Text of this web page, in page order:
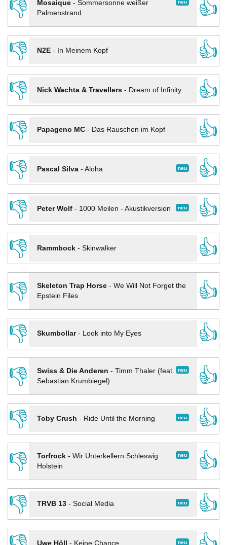
👎
neu
Mosaique- Sommersonne weißer
Palmenstrand
👍
👎
N2E- In Meinem Kopf
👍
👎
Nick Wachta & Travellers- Dream of Infinity
👍
👎
Papageno MC- Das Rauschen im Kopf
👍
👎
neu
Pascal Silva- Aloha
👍
👎
neu
Peter Wolf- 1000 Meilen - Akustikversion
👍
👎
Rammbock- Skinwalker
👍
👎
Skeleton Trap Horse- We Will Not Forget the
Epstein Files
👍
👎
Skumbollar- Look into My Eyes
👍
👎
neu
Swiss & Die Anderen - Timm Thaler (feat.
Sebastian Krumbiegel)
👍
👎
neu
Toby Crush - Ride Until the Morning
👍
👎
neu
Torfrock- Wir Unterkellern Schleswig
Holstein
👍
👎
neu
TRVB 13- Social Media
👍
neu
Uwe Höll - Keine Chance